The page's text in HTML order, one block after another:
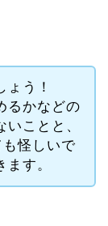
う！
るかなどの
ことと、
怪しいで
す。